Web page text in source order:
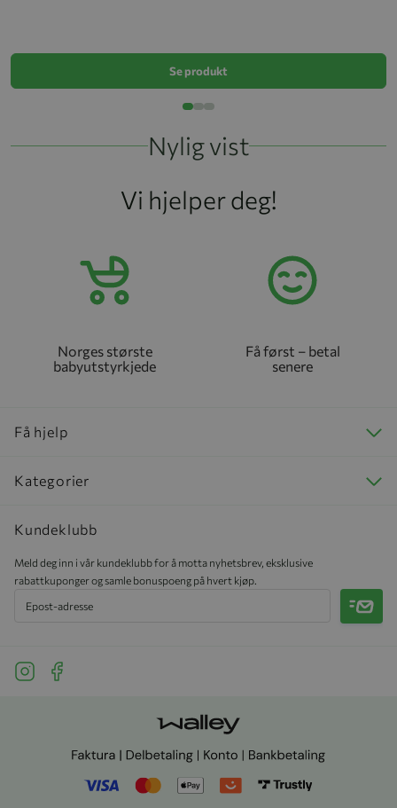
Se produkt
Nylig vist
Vi hjelper deg!
Norges største
babyutstyrkjede
Få først – betal
senere
Få hjelp
Kategorier
Kundeklubb
Meld deg inn i vår kundeklubb for å motta nyhetsbrev, eksklusive
rabattkuponger og samle bonuspoeng på hvert kjøp.
Meld
See our Instagram
See our Facebook